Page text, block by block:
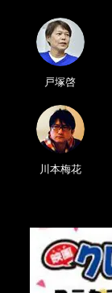
戸塚啓
川本梅花